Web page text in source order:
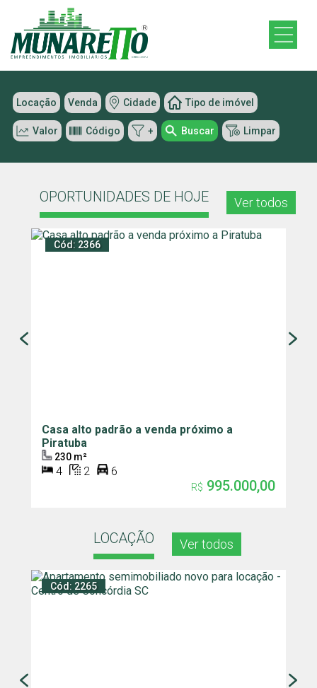
Locação Venda Cidade Tipo de imóvel
Valor Código + Buscar Limpar
OPORTUNIDADES DE HOJE Ver todos
Cód: 2366
Casa alto padrão a venda próximo a
Piratuba
230 m²
4 2 6
R$ 995.000,00
LOCAÇÃO Ver todos
Cód: 2265